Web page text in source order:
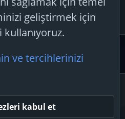
Kartı Desteği
kurallar Gizlilik politikası
geliştirmek için
kullanıyoruz.
ve tercihlerinizi
kabul et